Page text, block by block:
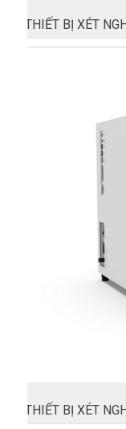
THIẾT BỊ XÉT
THIẾT BỊ XÉT